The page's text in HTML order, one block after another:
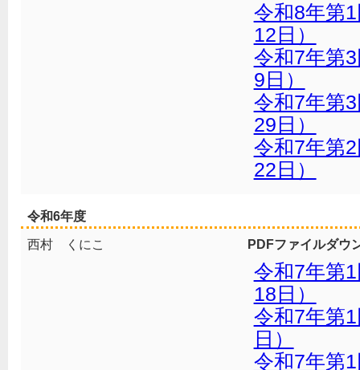
令和8年第
12日）
令和7年第
9日）
令和7年第
29日）
令和7年第
22日）
令和6年度
西村 くにこ PDFファイルダウ
令和7年第
18日）
令和7年第
日）
令和7年第